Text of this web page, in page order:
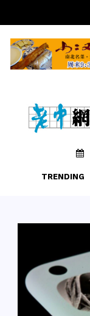
TRENDING